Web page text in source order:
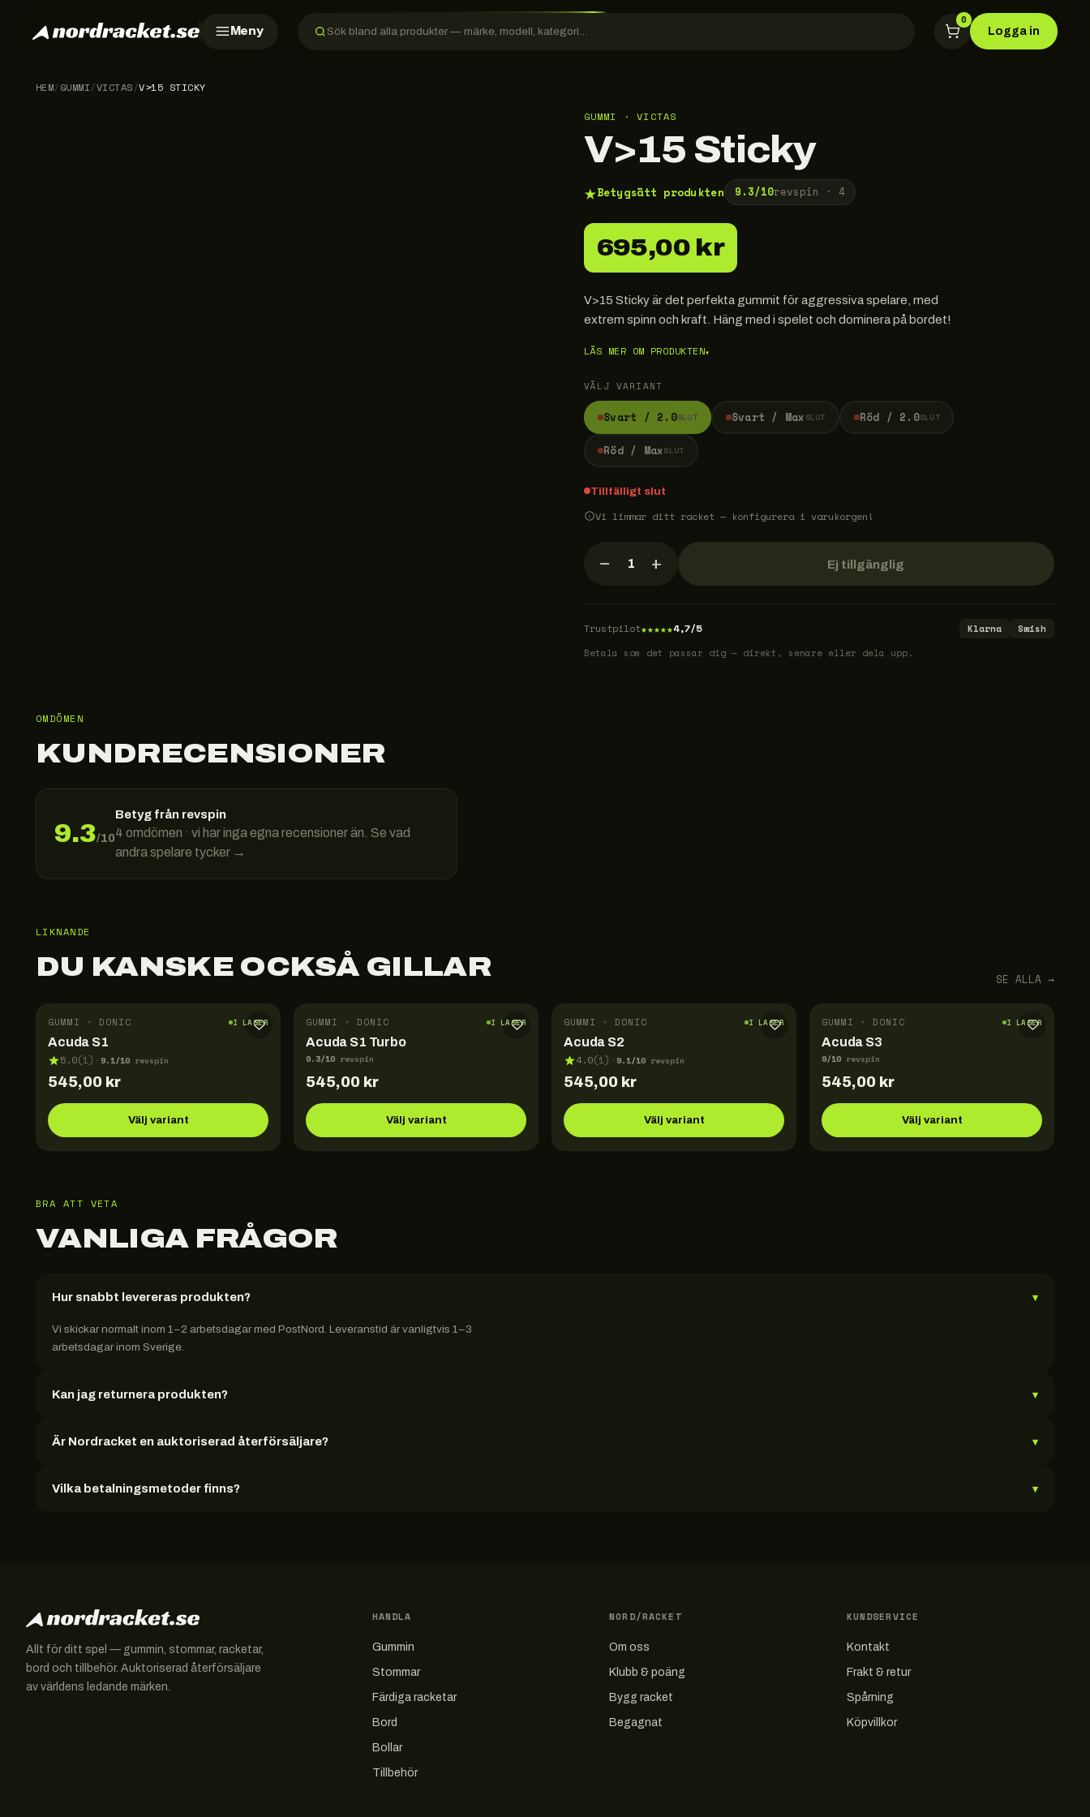
Meny
0
Logga in
HEM/GUMMI/VICTAS/V>15 STICKY
GUMMI · VICTAS
V>15 Sticky
★Betygsätt produkten 9.3/10revspin · 4
695,00 kr
V>15 Sticky är det perfekta gummit för aggressiva spelare, med
extrem spinn och kraft. Häng med i spelet och dominera på bordet!
LÄS MER OM PRODUKTEN▾
VÄLJ VARIANT
Svart / 2.0SLUT Svart / Max SLUT Röd / 2.0SLUT
Röd / MaxSLUT
Tillfälligt slut
Vi limmar ditt racket — konfigurera i varukorgen!
− 1 + Ej tillgänglig
Trustpilot★★★★★4,7/5 Klarna
Swish
Betala som det passar dig — direkt, senare eller dela upp.
OMDÖMEN
KUNDRECENSIONER
9.3/10
Betyg från revspin
4 omdömen · vi har inga egna recensioner än. Se vad
andra spelare tycker →
LIKNANDE
DU KANSKE OCKSÅ GILLAR SE ALLA →
GUMMI · DONIC I LAGER
Acuda S1
5.0(1) · 9.1/10 revspin
545,00 kr
Välj variant
GUMMI · DONIC I LAGER
Acuda S1 Turbo
9.3/10 revspin
545,00 kr
Välj variant
GUMMI · DONIC I LAGER
Acuda S2
4.0(1) · 9.1/10 revspin
545,00 kr
Välj variant
GUMMI · DONIC I LAGER
Acuda S3
9/10 revspin
545,00 kr
Välj variant
BRA ATT VETA
VANLIGA FRÅGOR
Hur snabbt levereras produkten? ▾
Vi skickar normalt inom 1–2 arbetsdagar med PostNord. Leveranstid är vanligtvis 1–3
arbetsdagar inom Sverige.
Kan jag returnera produkten? ▾
Är Nordracket en auktoriserad återförsäljare? ▾
Vilka betalningsmetoder finns? ▾
Allt för ditt spel — gummin, stommar, racketar,
bord och tillbehör. Auktoriserad återförsäljare
av världens ledande märken.
HANDLA
Gummin
Stommar
Färdiga racketar
Bord
Bollar
Tillbehör
NORD/RACKET
Om oss
Klubb & poäng
Bygg racket
Begagnat
KUNDSERVICE
Kontakt
Frakt & retur
Spårning
Köpvillkor